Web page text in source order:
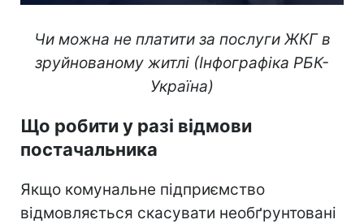
Чи можна не платити за послуги ЖКГ в
зруйнованому житлі (Інфографіка РБК-
Україна)
Що робити у разі відмови
постачальника
Якщо комунальне підприємство
відмовляється скасувати необґрунтовані